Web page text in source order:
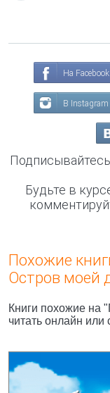
На Facebook
В Instagram
Будьте в
Похожие
Остров моей
Книги похожие на
читать онлайн или